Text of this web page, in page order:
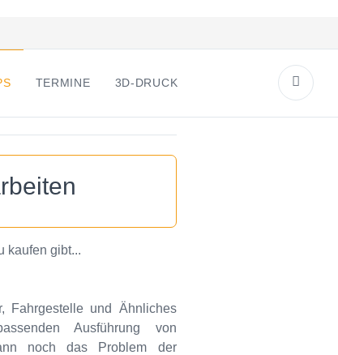
TERMINE 3D-DRUCK
kaufen gibt...
Fahrgestelle und Ähnliches
Ausführung von
noch das Problem der